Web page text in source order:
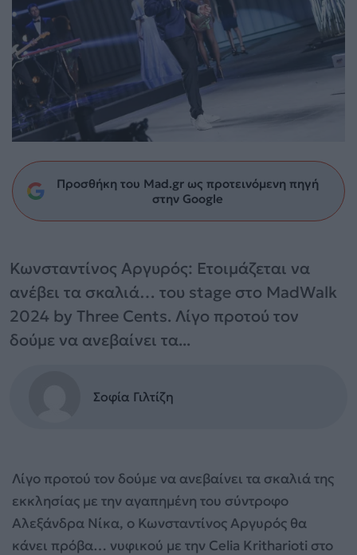
Προσθήκη του Mad.gr ως προτεινόμενη πηγή
στην Google
Κωνσταντίνος Αργυρός: Ετοιμάζεται να
ανέβει τα σκαλιά… του stage στο MadWalk
2024 by Three Cents. Λίγο προτού τον
δούμε να ανεβαίνει τα...
Σοφία Γιλτίζη
Λίγο προτού τον δούμε να ανεβαίνει τα σκαλιά της
εκκλησίας με την αγαπημένη του σύντροφο
Αλεξάνδρα Νίκα, ο Κωνσταντίνος Αργυρός θα
κάνει πρόβα… νυφικού με την Celia Kritharioti στο